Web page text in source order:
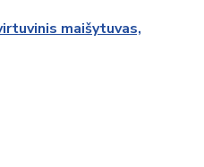
maišytuvas,